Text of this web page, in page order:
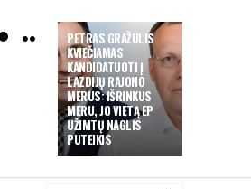
PETRAS GRAŽULIS
KVIEČIAMAS
KANDIDATUOTI Į
LAZDIJŲ RAJONO
MERUS: IŠRINKUS
MERU, JO VIETĄ EP
UŽIMTŲ NAGLIS
PUTEIKIS